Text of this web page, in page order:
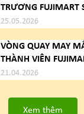
TRƯƠNG FUJIMART
25.05.2026
VÒNG QUAY MAY
THÀNH VIÊN
21.04.2026
Xem thêm